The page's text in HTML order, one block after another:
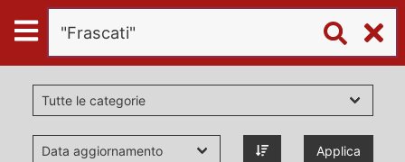
Digital
Humanities
Donazioni
Applica